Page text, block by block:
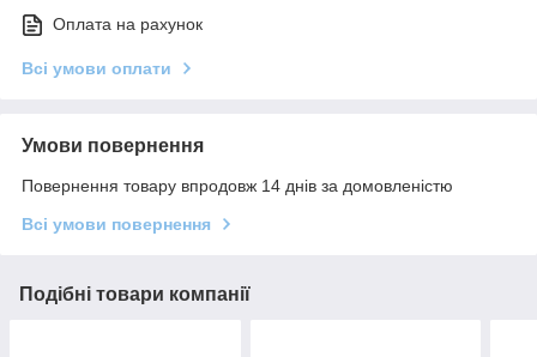
Оплата на рахунок
Всі умови оплати
Умови повернення
Повернення товару впродовж 14 днів за домовленістю
Всі умови повернення
Подібні товари компанії